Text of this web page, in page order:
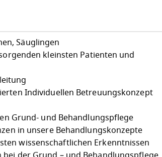
Säuglingen
kleinsten Patienten und
Individuellen Betreuungskonzept
Grund- und Behandlungspflege
in unsere Behandlungskonzepte
wissenschaftlichen Erkenntnissen